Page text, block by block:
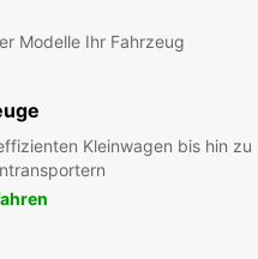
Modelle Ihr Fahrzeug
Kleinwagen bis hin zu